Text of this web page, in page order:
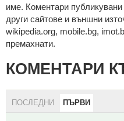
име. Коментари
други сайтове и външни
wikipedia.org, mobile.bg,
премахнати.
КОМЕНТАРИ
ПОСЛЕДНИ ПЪРВИ